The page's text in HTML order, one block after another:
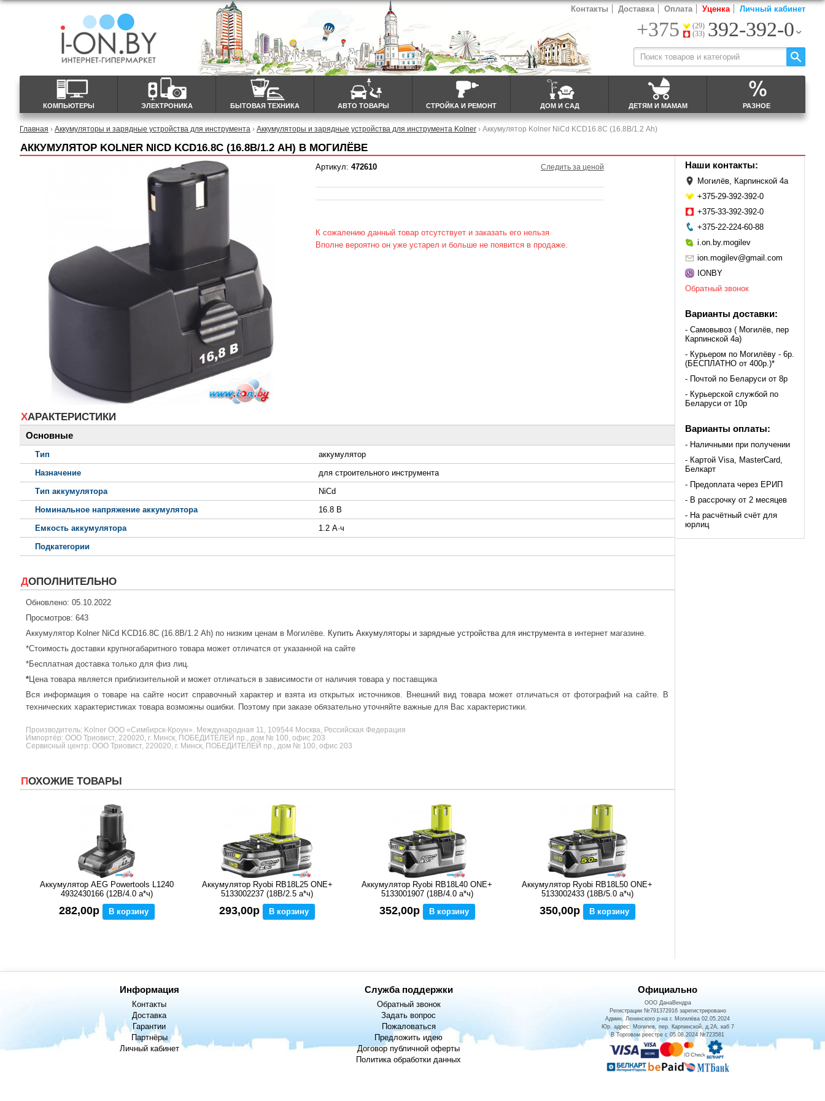
КОМПЬЮТЕРЫ ЭЛЕКТРОНИКА БЫТОВАЯ ТЕХНИКА АВТО ТОВАРЫ СТРОЙКА И РЕМОНТ ДОМ И САД ДЕТЯМ И МАМАМ РАЗНОЕ
Контакты Доставка Оплата Уценка Личный кабинет
+375
(29)
(33) 392-392-0
Главная › Аккумуляторы и зарядные устройства для инструмента › Аккумуляторы и зарядные устройства для инструмента Kolner › Аккумулятор Kolner NiCd KCD16.8С (16.8В/1.2 Ah)
АККУМУЛЯТОР KOLNER NICD KCD16.8С (16.8В/1.2 AH) В МОГИЛЁВЕ
Артикул:472610 Следить за ценой
К сожалению данный товар отсутствует и заказать его нельзя
Вполне вероятно он уже устарел и больше не появится в продаже.
ХАРАКТЕРИСТИКИ
Основные
Тип
аккумулятор
Назначение
для строительного инструмента
Тип аккумулятора
NiCd
Номинальное напряжение аккумулятора
16.8 В
Емкость аккумулятора
1.2 А·ч
Подкатегории
ДОПОЛНИТЕЛЬНО
Обновлено: 05.10.2022
Просмотров: 643
Аккумулятор Kolner NiCd KCD16.8С (16.8В/1.2 Ah) по низким ценам в Могилёве. Купить Аккумуляторы и зарядные устройства для инструментав интернет магазине.
*Стоимость доставки крупногабаритного товара может отличатся от указанной на сайте
*Бесплатная доставка только для физ лиц.
*Цена товара является приблизительной и может отличаться в зависимости от наличия товара у поставщика
Вся информация о товаре на сайте носит справочный характер и взята из открытых источников. Внешний вид товара может отличаться от фотографий на сайте. В
технических характеристиках товара возможны ошибки. Поэтому при заказе обязательно уточняйте важные для Вас характеристики.
Производитель: Kolner ООО «Симбирск-Кроун». Международная 11, 109544 Москва, Российская Федерация
Импортёр: ООО Триовист, 220020, г. Минск, ПОБЕДИТЕЛЕЙ пр., дом № 100, офис 203
Сервисный центр: ООО Триовист, 220020, г. Минск, ПОБЕДИТЕЛЕЙ пр., дом № 100, офис 203
ПОХОЖИЕ ТОВАРЫ
Аккумулятор AEG Powertools L1240
4932430166 (12В/4.0 а*ч)
282,00р В корзину
Аккумулятор Ryobi RB18L25 ONE+
5133002237 (18В/2.5 а*ч)
293,00р В корзину
Аккумулятор Ryobi RB18L40 ONE+
5133001907 (18В/4.0 а*ч)
352,00р В корзину
Аккумулятор Ryobi RB18L50 ONE+
5133002433 (18В/5.0 а*ч)
350,00р В корзину
Наши контакты:
Могилёв, Карпинской 4а
+375-29-392-392-0
+375-33-392-392-0
+375-22-224-60-88
i.on.by.mogilev
ion.mogilev@gmail.com
IONBY
Обратный звонок
Варианты доставки:
- Самовывоз ( Могилёв, пер
Карпинской 4а)
- Курьером по Могилёву - 6р.
(БЕСПЛАТНО от 400р.)*
- Почтой по Беларуси от 8р
- Курьерской службой по
Беларуси от 10р
Варианты оплаты:
- Наличными при получении
- Картой Visa, MasterCard,
Белкарт
- Предоплата через ЕРИП
- В рассрочку от 2 месяцев
- На расчётный счёт для
юрлиц
Информация
Контакты
Доставка
Гарантии
Партнёры
Личный кабинет
Служба поддержки
Обратный звонок
Задать вопрос
Пожаловаться
Предложить идею
Договор публичной оферты
Политика обработки данных
Официально
ООО ДанаВендра
Регистрации №791372916 зарегистрировано
Админ. Ленинского р-на г. Могилёва 02.05.2024
Юр. адрес: Могилев, пер. Карпинской, д.2А, каб 7
В Торговом реестре с 05.08.2024 №723581